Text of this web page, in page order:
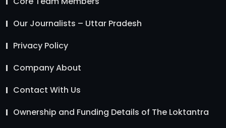
Our Journalists – Uttar Pradesh
Privacy Policy
Company About
Contact With Us
Ownership and Funding Details of The Loktantra